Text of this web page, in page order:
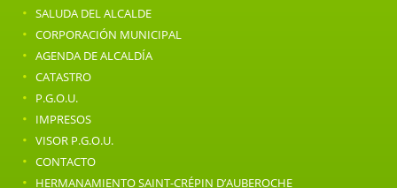
· SALUDA DEL ALCALDE
· CORPORACIÓN MUNICIPAL
· AGENDA DE ALCALDÍA
· CATASTRO
· P.G.O.U.
· IMPRESOS
· VISOR P.G.O.U.
· CONTACTO
· HERMANAMIENTO SAINT-CRÉPIN D’AUBEROCHE